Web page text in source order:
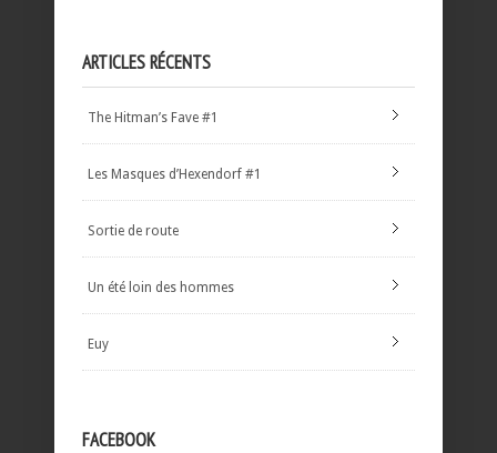
ARTICLES RÉCENTS
The Hitman’s Fave #1
Les Masques d’Hexendorf #1
Sortie de route
Un été loin des hommes
Euy
FACEBOOK